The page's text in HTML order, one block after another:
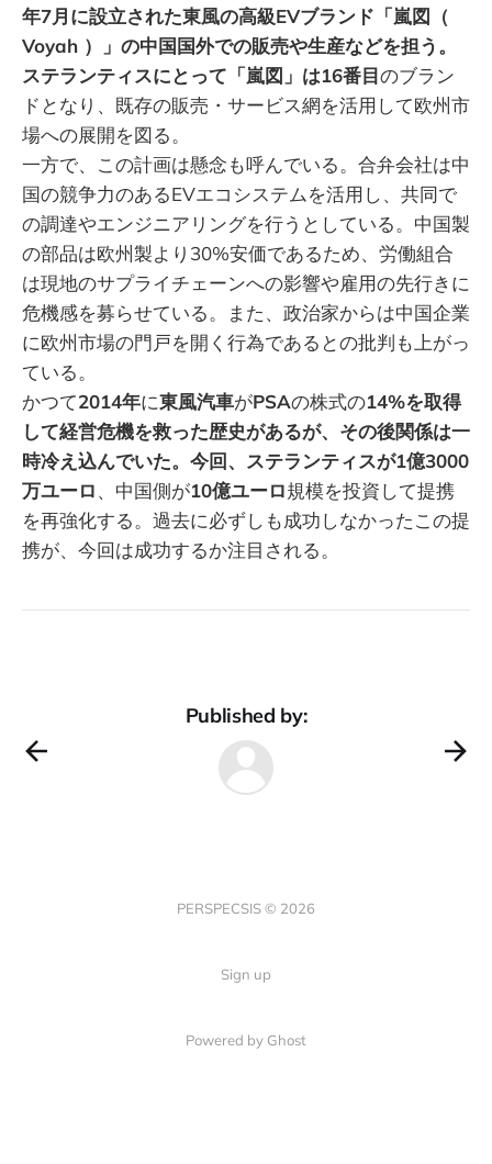
年7月に設立された東風の高級EVブランド「嵐図（
Voyah ）」の中国国外での販売や生産などを担う。
ステランティスにとって「嵐図」は16番目のブラン
ドとなり、既存の販売・サービス網を活用して欧州市
場への展開を図る。
一方で、この計画は懸念も呼んでいる。合弁会社は中
国の競争力のあるEVエコシステムを活用し、共同で
の調達やエンジニアリングを行うとしている。中国製
の部品は欧州製より30%安価であるため、労働組合
は現地のサプライチェーンへの影響や雇用の先行きに
危機感を募らせている。また、政治家からは中国企業
に欧州市場の門戸を開く行為であるとの批判も上がっ
ている。
かつて2014年に東風汽車がPSAの株式の14%を取得
して経営危機を救った歴史があるが、その後関係は一
時冷え込んでいた。今回、ステランティスが1億3000
万ユーロ、中国側が10億ユーロ規模を投資して提携
を再強化する。過去に必ずしも成功しなかったこの提
携が、今回は成功するか注目される。
Published by:
PERSPECSIS © 2026
Sign up
Powered by Ghost